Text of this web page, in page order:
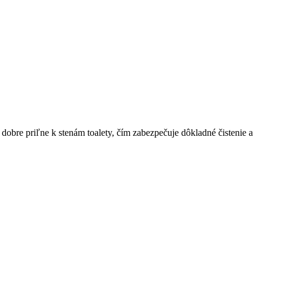
priľne k stenám toalety, čím zabezpečuje dôkladné čistenie a